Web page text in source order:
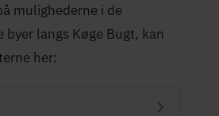
mulighederne i de
byer langs Køge Bugt, kan
her: